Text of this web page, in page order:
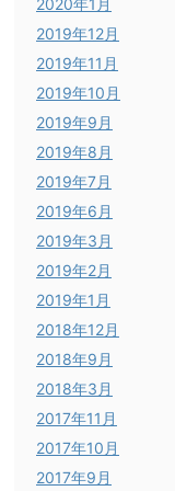
2019年12月
2019年11月
2019年10月
2019年9月
2019年8月
2019年7月
2019年6月
2019年3月
2019年2月
2019年1月
2018年12月
2018年9月
2018年3月
2017年11月
2017年10月
2017年9月